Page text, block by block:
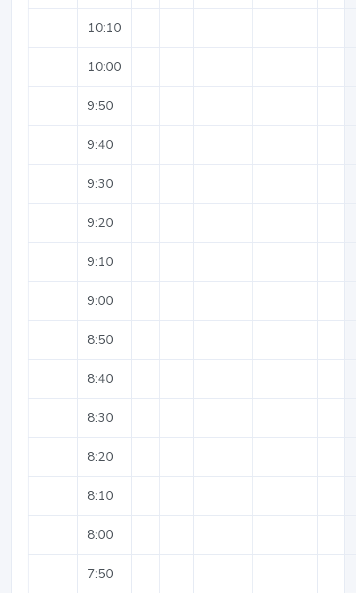
10:10
10:00
9:50
9:40
9:30
9:20
9:10
9:00
8:50
8:40
8:30
8:20
8:10
8:00
7:50